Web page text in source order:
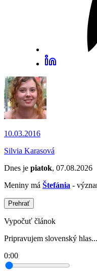
10.03.2016
Silvia Karasová
Dnes je piatok, 07.08.2026
Meniny má Štefánia -
Prehrať
Vypočuť článok
Pripravujem slovenský hlas...
0:00